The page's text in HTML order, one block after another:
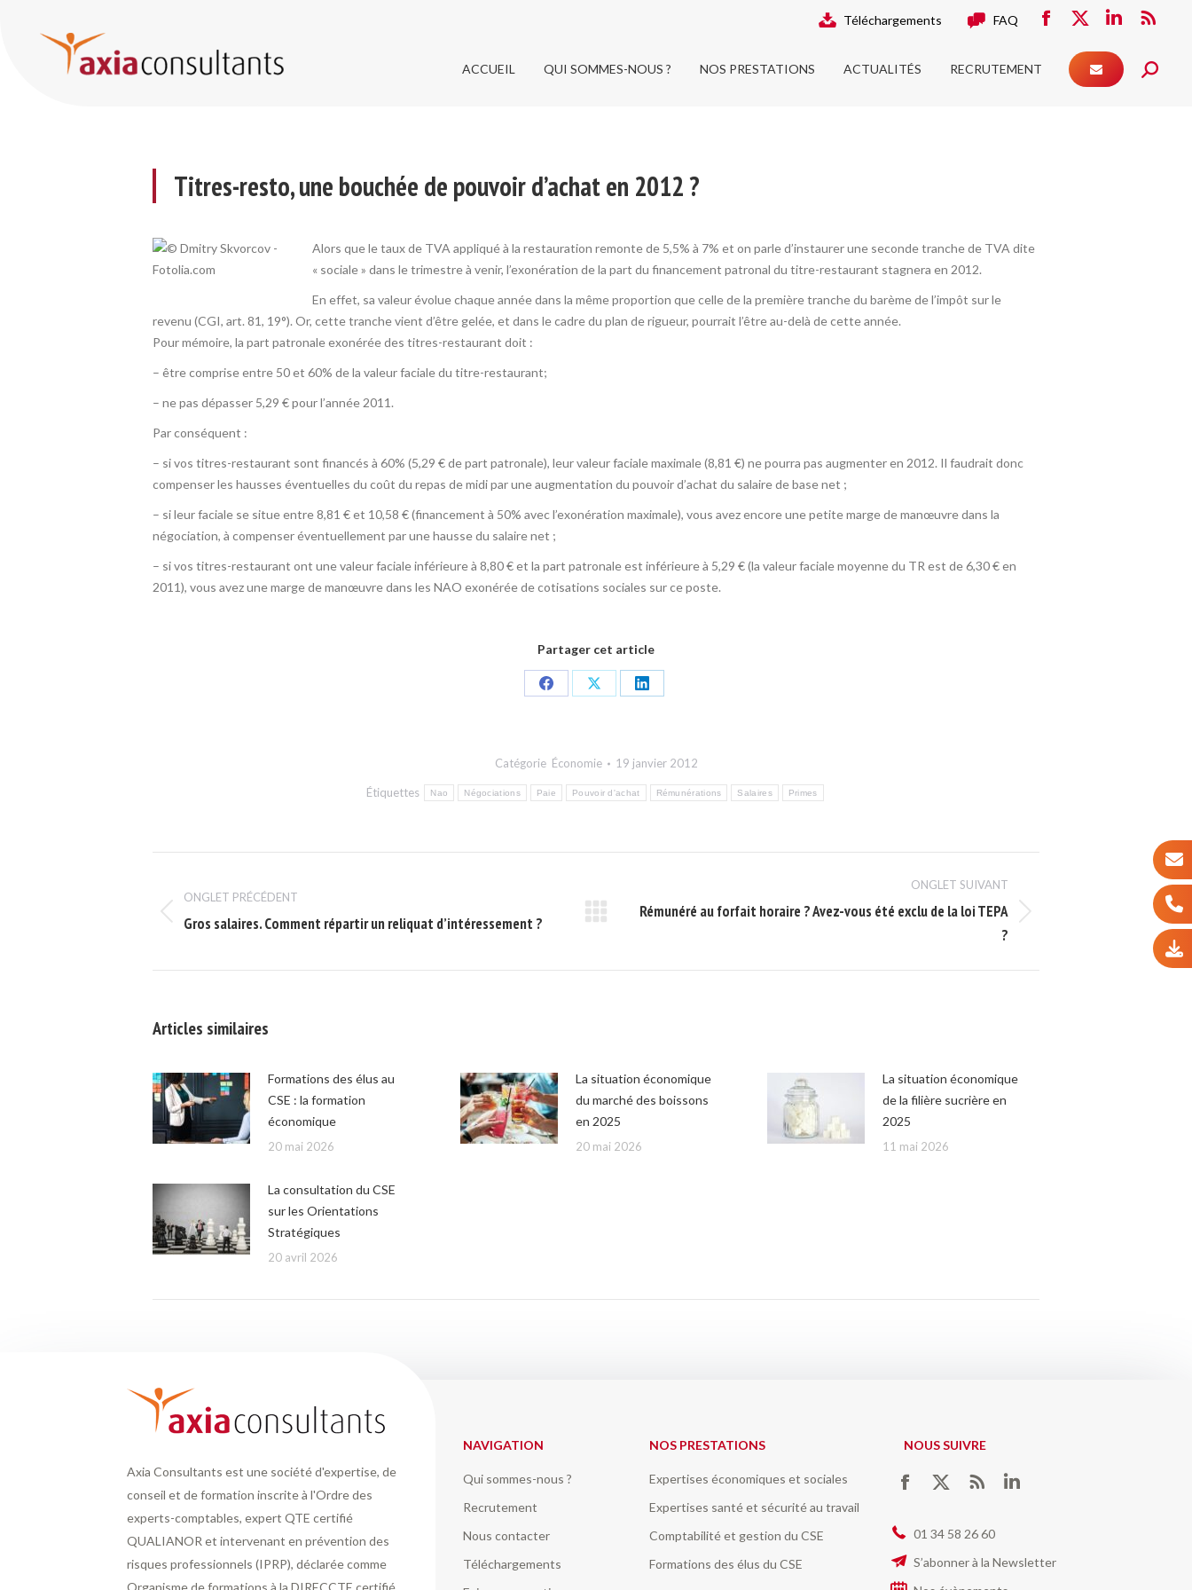
Téléchargements FAQ
Facebook
opens
X
page
opens
LinkedIn
page
opens
RSS
opens
ACCUEIL QUI SOMMES-NOUS ? NOS PRESTATIONS ACTUALITÉS RECRUTEMENT Search:
Titres-resto, une bouchée de pouvoir d’achat en 2012 ?
Alors que le taux de TVA appliqué à la restauration remonte de 5,5% à 7% et on parle d’instaurer une seconde tranche de TVA dite
« sociale » dans le trimestre à venir, l’exonération de la part du financement patronal du titre-restaurant stagnera en 2012.
En effet, sa valeur évolue chaque année dans la même proportion que celle de la première tranche du barème de l’impôt sur le
revenu (CGI, art. 81, 19°). Or, cette tranche vient d’être gelée, et dans le cadre du plan de rigueur, pourrait l’être au-delà de cette année.
Pour mémoire, la part patronale exonérée des titres-restaurant doit :
– être comprise entre 50 et 60% de la valeur faciale du titre-restaurant;
– ne pas dépasser 5,29 € pour l’année 2011.
Par conséquent :
– si vos titres-restaurant sont financés à 60% (5,29 € de part patronale), leur valeur faciale maximale (8,81 €) ne pourra pas augmenter en 2012. Il faudrait donc
compenser les hausses éventuelles du coût du repas de midi par une augmentation du pouvoir d’achat du salaire de base net ;
– si leur faciale se situe entre 8,81 € et 10,58 € (financement à 50% avec l’exonération maximale), vous avez encore une petite marge de manœuvre dans la
négociation, à compenser éventuellement par une hausse du salaire net ;
– si vos titres-restaurant ont une valeur faciale inférieure à 8,80 € et la part patronale est inférieure à 5,29 € (la valeur faciale moyenne du TR est de 6,30 € en
2011), vous avez une marge de manœuvre dans les NAO exonérée de cotisations sociales sur ce poste.
Partager cet article
Share
Share
Share
Catégorie Économie 19 janvier 2012
Étiquettes Nao Négociations Paie Pouvoir d'achat Rémunérations Salaires Primes
de
commentaire
ONGLET PRÉCÉDENT
Onglet
Gros salaires. Comment répartir un reliquat d’intéressement ?
ONGLET SUIVANT
Onglet
Rémunéré au forfait horaire ? Avez-vous été exclu de la loi TEPA
?
Articles similaires
Formations des élus au
CSE : la formation
économique
20 mai 2026
La situation économique
du marché des boissons
en 2025
20 mai 2026
La situation économique
de la filière sucrière en
2025
11 mai 2026
La consultation du CSE
sur les Orientations
Stratégiques
20 avril 2026
Axia Consultants est une société d'expertise, de
conseil et de formation inscrite à l'Ordre des
experts-comptables, expert QTE certifié
QUALIANOR et intervenant en prévention des
risques professionnels (IPRP), déclarée comme
Organisme de formations à la DIRECCTE certifié
NAVIGATION
Qui sommes-nous ?
Recrutement
Nous contacter
Téléchargements
NOS PRESTATIONS
Expertises économiques et sociales
Expertises santé et sécurité au travail
Comptabilité et gestion du CSE
Formations des élus du CSE
NOUS SUIVRE
Trouvez nous sur :
FacebookTwitterRSS LinkedIn
01 34 58 26 60
S’abonner à la Newsletter
ACTUALITÉS RECRUTEMENT Search: